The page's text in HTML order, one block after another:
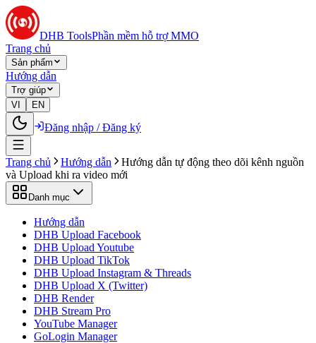
DHB ToolsPhần mềm hỗ trợ MMO
Trang chủ
Sản phẩm
Hướng dẫn
Trợ giúp
VI
EN
Đăng nhập / Đăng ký
Trang chủ Hướng dẫn
Hướng dẫn tự động theo dõi kênh nguồn
và Upload khi ra video mới
Danh mục
Hướng dẫn
DHB Upload Facebook
DHB Upload Youtube
DHB Upload TikTok
DHB Upload Instagram & Threads
DHB Upload X (Twitter)
DHB Render
DHB Stream Pro
YouTube Manager
GoLogin Manager